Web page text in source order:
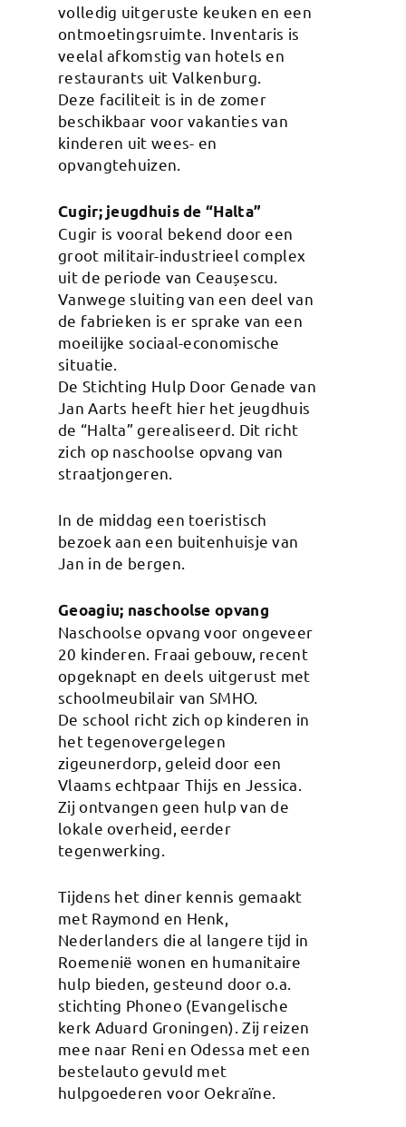
volledig uitgeruste keuken en een
ontmoetingsruimte. Inventaris is
veelal afkomstig van hotels en
restaurants uit Valkenburg.
Deze faciliteit is in de zomer
beschikbaar voor vakanties van
kinderen uit wees- en
opvangtehuizen.
Cugir; jeugdhuis de “Halta”
Cugir is vooral bekend door een
groot militair-industrieel complex
uit de periode van Ceaușescu.
Vanwege sluiting van een deel van
de fabrieken is er sprake van een
moeilijke sociaal-economische
situatie.
De Stichting Hulp Door Genade van
Jan Aarts heeft hier het jeugdhuis
de “Halta” gerealiseerd. Dit richt
zich op naschoolse opvang van
straatjongeren.
In de middag een toeristisch
bezoek aan een buitenhuisje van
Jan in de bergen.
Geoagiu; naschoolse opvang
Naschoolse opvang voor ongeveer
20 kinderen. Fraai gebouw, recent
opgeknapt en deels uitgerust met
schoolmeubilair van SMHO.
De school richt zich op kinderen in
het tegenovergelegen
zigeunerdorp, geleid door een
Vlaams echtpaar Thijs en Jessica.
Zij ontvangen geen hulp van de
lokale overheid, eerder
tegenwerking.
Tijdens het diner kennis gemaakt
met Raymond en Henk,
Nederlanders die al langere tijd in
Roemenië wonen en humanitaire
hulp bieden, gesteund door o.a.
stichting Phoneo (Evangelische
kerk Aduard Groningen). Zij reizen
mee naar Reni en Odessa met een
bestelauto gevuld met
hulpgoederen voor Oekraïne.